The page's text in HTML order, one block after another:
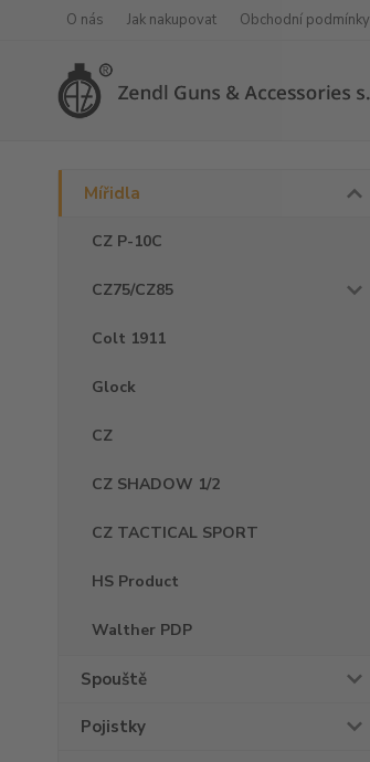
O nás Jak nakupovat Obchodní podmínky
Mířidla
CZ P-10C
CZ75/CZ85
Colt 1911
Glock
CZ
CZ SHADOW 1/2
CZ TACTICAL SPORT
HS Product
Walther PDP
Spouště
Pojistky